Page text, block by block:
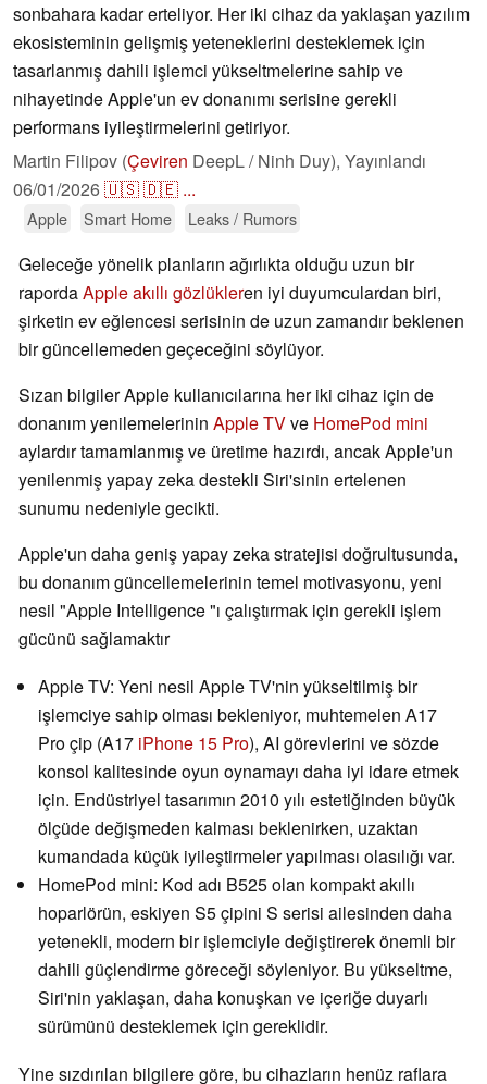
sonbahara kadar erteliyor. Her iki cihaz da yaklaşan yazılım
ekosisteminin gelişmiş yeteneklerini desteklemek için
tasarlanmış dahili işlemci yükseltmelerine sahip ve
nihayetinde Apple'un ev donanımı serisine gerekli
performans iyileştirmelerini getiriyor.
Martin Filipov (Çeviren DeepL / Ninh Duy), Yayınlandı
06/01/2026🇺🇸🇩🇪 ...
Apple Smart Home Leaks / Rumors
Geleceğe yönelik planların ağırlıkta olduğu uzun bir
rapordaApple akıllı gözlükleren iyi duyumculardan biri,
şirketin ev eğlencesi serisinin de uzun zamandır beklenen
bir güncellemeden geçeceğini söylüyor.
Sızan bilgiler Apple kullanıcılarına her iki cihaz için de
donanım yenilemelerinin Apple TVve HomePod mini
aylardır tamamlanmış ve üretime hazırdı, ancak Apple'un
yenilenmiş yapay zeka destekli Siri'sinin ertelenen
sunumu nedeniyle gecikti.
Apple'un daha geniş yapay zeka stratejisi doğrultusunda,
bu donanım güncellemelerinin temel motivasyonu, yeni
nesil "Apple Intelligence "ı çalıştırmak için gerekli işlem
gücünü sağlamaktır
Apple TV: Yeni nesil Apple TV'nin yükseltilmiş bir
işlemciye sahip olması bekleniyor, muhtemelen A17
Pro çip (A17 iPhone 15 Pro), AI görevlerini ve sözde
konsol kalitesinde oyun oynamayı daha iyi idare etmek
için. Endüstriyel tasarımın 2010 yılı estetiğinden büyük
ölçüde değişmeden kalması beklenirken, uzaktan
kumandada küçük iyileştirmeler yapılması olasılığı var.
HomePod mini: Kod adı B525 olan kompakt akıllı
hoparlörün, eskiyen S5 çipini S serisi ailesinden daha
yetenekli, modern bir işlemciyle değiştirerek önemli bir
dahili güçlendirme göreceği söyleniyor. Bu yükseltme,
Siri'nin yaklaşan, daha konuşkan ve içeriğe duyarlı
sürümünü desteklemek için gereklidir.
Yine sızdırılan bilgilere göre, bu cihazların henüz raflara